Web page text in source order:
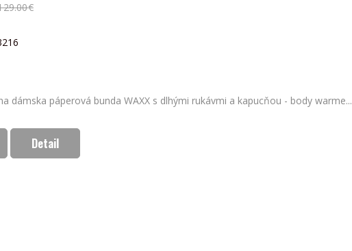
dámska páperová bunda WAXX s dlhými rukávmi a kapucňou - body warme...
Detail